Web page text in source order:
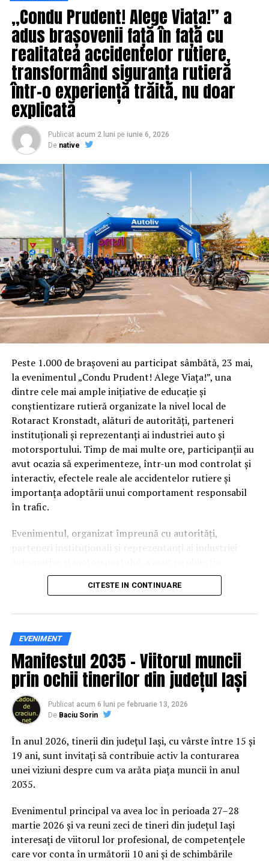
„Condu Prudent! Alege Viața!” a
adus brașovenii față în față cu
realitatea accidentelor rutiere,
transformând siguranța rutieră
într-o experiență trăită, nu doar
explicată
Publicat acum 2 luni pe iunie 6, 2026
De native
Peste 1.000 de brașoveni au participat sâmbătă, 23 mai,
la evenimentul „Condu Prudent! Alege Viața!”, una
dintre cele mai ample inițiative de educație și
conștientizare rutieră organizate la nivel local de
Rotaract Kronstadt, alături de autorități, parteneri
instituționali și reprezentanți ai industriei auto și
motorsportului. Timp de mai multe ore, participanții au
avut ocazia să experimenteze, într-un mod controlat și
interactiv, efectele reale ale accidentelor rutiere și
importanța adoptării unui comportament responsabil
în trafic.
Evenimentul, organizat împreună cu autorități,
parteneri instituționali și reprezentanți ai industriei
principal transformarea prevenției într-o experiență
practică și accesibilă publicului larg.
Siguranța rutieră, adusă mai
aproape de comunitate
Datele privind accidentele rutiere din România continuă
să evidențieze necesitatea unor inițiative de educație și
prevenție. În 2025, peste 3.000 de persoane au fost
rănite grav în accidente rutiere, iar mai mult de 1.300 și-
au pierdut viața pe șoselele din țară.
În acest context, campania „Condu Prudent! Alege
Viața!” își propune să transforme informația teoretică
într-o experiență directă, prin simulări și demonstrații
care îi ajută pe participanți să înțeleagă concret
impactul deciziilor luate în trafic.
CITESTE IN CONTINUARE
EVENIMENT
Manifestul 2035 – Viitorul muncii
prin ochii tinerilor din județul Iași
Publicat acum 6 luni pe februarie 13, 2026
De Baciu Sorin
În anul 2026, tinerii din județul Iași, cu vârste între 15 și
19 ani, sunt invitați să contribuie activ la conturarea
unei viziuni despre cum va arăta piața muncii în anul
2035.
Evenimentul principal va avea loc în perioada 27–28
martie 2026 și va reuni zeci de tineri din județul Iași
interesați de viitorul lor profesional, de competențele
care vor conta în următorii 10 ani și de schimbările